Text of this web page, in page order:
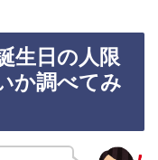
生日の人限
か調べてみ